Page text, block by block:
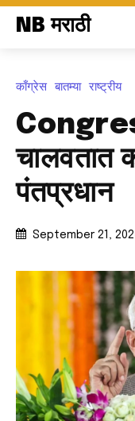
NB मराठी
काँग्रेस बातम्या राष्ट्रीय
चालवतात
पंतप्रधान
September 21,